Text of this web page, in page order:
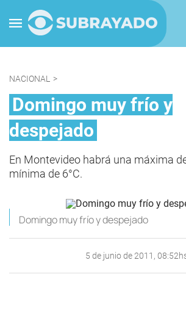
NACIONAL >
Domingo muy frío y
despejado
En Montevideo habrá una máxima
mínima de 6°C.
Domingo muy frío y despejado
5 de junio de 2011,